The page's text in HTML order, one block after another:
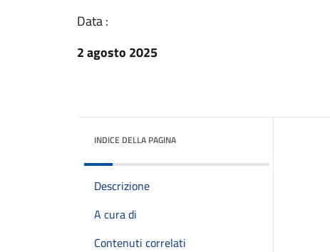
Data :
2 agosto 2025
INDICE DELLA PAGINA
Descrizione
A cura di
Contenuti correlati